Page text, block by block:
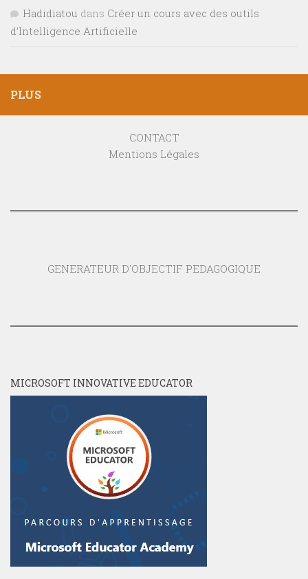
Hadidiatou dans Créer un cours avec des outils
d’Intelligence Artificielle
PLUS
CONTACT
Mentions Légales
GENERATEUR D'OBJECTIF PEDAGOGIQUE
MICROSOFT INNOVATIVE EDUCATOR